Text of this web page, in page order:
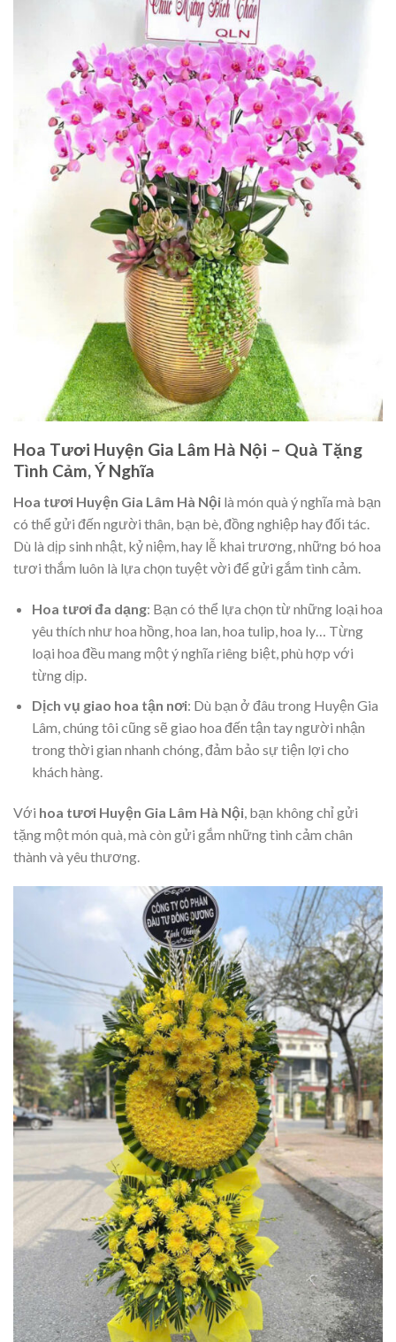
Hoa Tươi Huyện Gia Lâm Hà Nội – Quà Tặng
Tình Cảm, Ý Nghĩa
Hoa tươi Huyện Gia Lâm Hà Nội là món quà ý nghĩa mà bạn
có thể gửi đến người thân, bạn bè, đồng nghiệp hay đối tác.
Dù là dịp sinh nhật, kỷ niệm, hay lễ khai trương, những bó hoa
tươi thắm luôn là lựa chọn tuyệt vời để gửi gắm tình cảm.
Hoa tươi đa dạng: Bạn có thể lựa chọn từ những loại hoa
yêu thích như hoa hồng, hoa lan, hoa tulip, hoa ly… Từng
loại hoa đều mang một ý nghĩa riêng biệt, phù hợp với
từng dịp.
Dịch vụ giao hoa tận nơi: Dù bạn ở đâu trong Huyện Gia
Lâm, chúng tôi cũng sẽ giao hoa đến tận tay người nhận
trong thời gian nhanh chóng, đảm bảo sự tiện lợi cho
khách hàng.
Với hoa tươi Huyện Gia Lâm Hà Nội, bạn không chỉ gửi
tặng một món quà, mà còn gửi gắm những tình cảm chân
thành và yêu thương.